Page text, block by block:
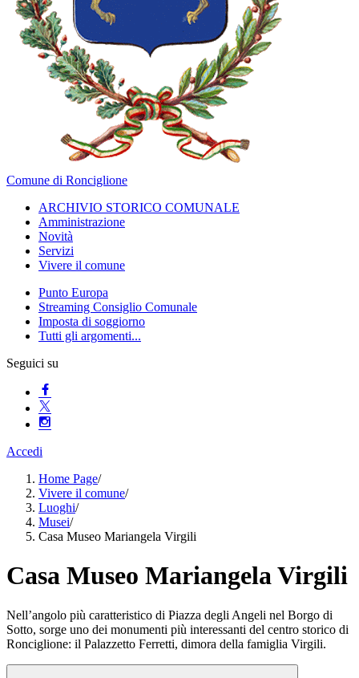
Comune di Ronciglione
ARCHIVIO STORICO COMUNALE
Amministrazione
Novità
Servizi
Vivere il comune
Punto Europa
Streaming Consiglio Comunale
Imposta di soggiorno
Tutti gli argomenti...
Seguici su
Accedi
Home Page/
Vivere il comune/
Luoghi/
Musei/
Casa Museo Mariangela Virgili
Casa Museo Mariangela Virgili
Nell’angolo più caratteristico di Piazza degli Angeli nel Borgo di
Sotto, sorge uno dei monumenti più interessanti del centro storico di
Ronciglione: il Palazzetto Ferretti, dimora della famiglia Virgili.